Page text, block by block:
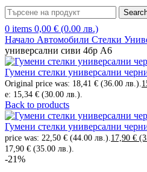
0 items 0,00 € (0.00 лв.)
Начало Автомобили Стелки
универсални сиви 4бр А6
Гумени стелки универсални
Original price was: 18,41 € (36.00 лв.).
е: 15,34 € (30.00 лв.).
Back to products
Гумени стелки универсални
price was: 22,50 € (44.00 лв.). 17,90 €
17,90 € (35.00 лв.).
-21%